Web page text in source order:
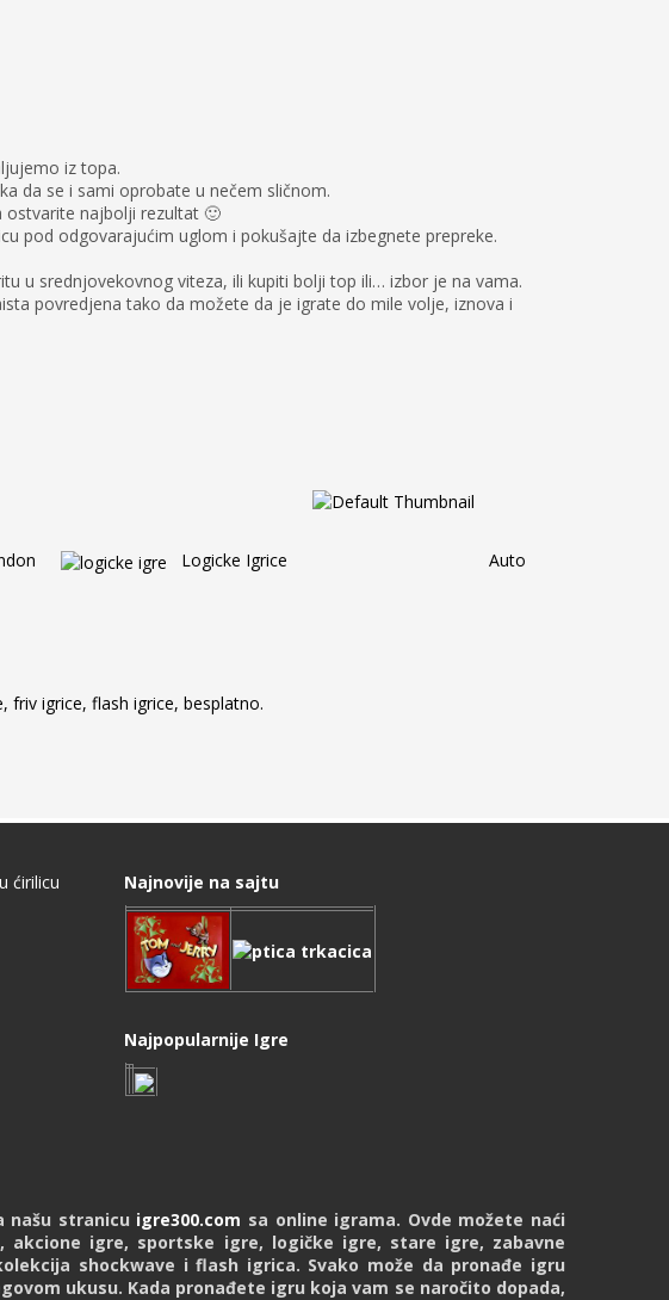
iz topa.
da se i sami oprobate u nečem sličnom.
ostvarite najbolji rezultat 🙂
pod odgovarajućim uglom i pokušajte da izbegnete prepreke.
u srednjovekovnog viteza, ili kupiti bolji top ili… izbor je na vama.
povredjena tako da možete da je igrate do mile volje, iznova i
Logicke Igrice Auto
friv igrice, flash igrice, besplatno.
ćirilicu
Najnovije na sajtu
Najpopularnije Igre
našu stranicu igre300.com sa online igrama. Ovde možete naći
akcione igre, sportske igre, logičke igre, stare igre, zabavne
shockwave i flash igrica. Svako može da pronađe igru
ukusu. Kada pronađete igru koja vam se naročito dopada,